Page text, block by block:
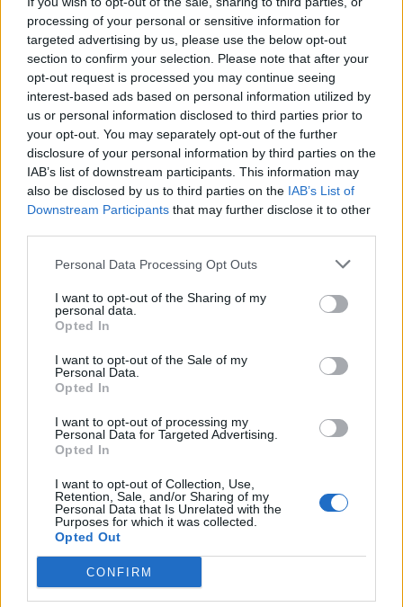
processing of your personal or sensitive information for
targeted advertising by us, please use the below opt-out
section to confirm your selection. Please note that after your
opt-out request is processed you may continue seeing
interest-based ads based on personal information utilized by
us or personal information disclosed to third parties prior to
your opt-out. You may separately opt-out of the further
disclosure of your personal information by third parties on the
IAB’s list of downstream participants. This information may
also be disclosed by us to third parties on the IAB’s List of
Downstream Participants that may further disclose it to other
Personal Data Processing Opt Outs
I want to opt-out of the Sharing of my
personal data.
Opted In
I want to opt-out of the Sale of my
Personal Data.
Opted In
I want to opt-out of processing my
Personal Data for Targeted Advertising.
Opted In
I want to opt-out of Collection, Use,
Retention, Sale, and/or Sharing of my
Personal Data that Is Unrelated with the
Purposes for which it was collected.
Opted Out
CONFIRM
Aprire l’applicazione di Lime
Cliccare l’icona del menu nell’angolo in alto a sinistra
Cliccare l’icona LimePass e seguire le indicazioni
Con il nostro nuovo servizio LimePass– dichiara Alessio Raccagna
Responsabile Relazioni Istituzionali di Lime Italia e Grecia – siamo
orgogliosi di offrire a tante persone un modo più conveniente per
muoversi in città permettendo di diffondere un mezzo di
Una scelta ecologica e con grande guadagno di tempo quella dei
monopattini se si pensa che i pendolari nel mondo perdono circa 109
ore l’anno seduti nel traffico (oltre 2 ore e ½ a settimana); Lime
vite delle persone giorno per giorno e fornendo loro soluzioni per le
esigenze quotidiane.
Condividi questo articolo:
E-mail LinkedIn Facebook
Mastodon Telegram WhatsApp
Stampa Altro